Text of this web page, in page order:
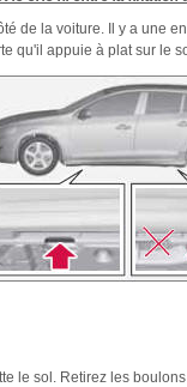
de la voiture. Il y a une
qu'il appuie à plat sur le
le sol. Retirez les